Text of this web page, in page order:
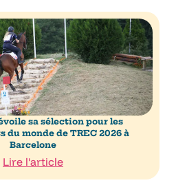
sa sélection pour les
du monde de TREC 2026 à
Barcelone
Lire l'article